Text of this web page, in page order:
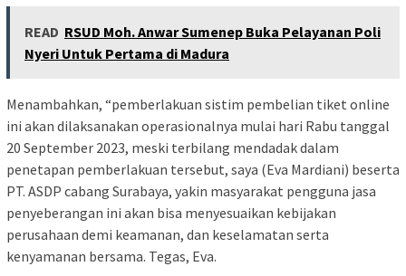
READ RSUD Moh. Anwar Sumenep Buka Pelayanan Poli
Nyeri Untuk Pertama di Madura
Menambahkan, “pemberlakuan sistim pembelian tiket online
ini akan dilaksanakan operasionalnya mulai hari Rabu tanggal
20 September 2023, meski terbilang mendadak dalam
penetapan pemberlakuan tersebut, saya (Eva Mardiani) beserta
PT. ASDP cabang Surabaya, yakin masyarakat pengguna jasa
penyeberangan ini akan bisa menyesuaikan kebijakan
perusahaan demi keamanan, dan keselamatan serta
kenyamanan bersama. Tegas, Eva.